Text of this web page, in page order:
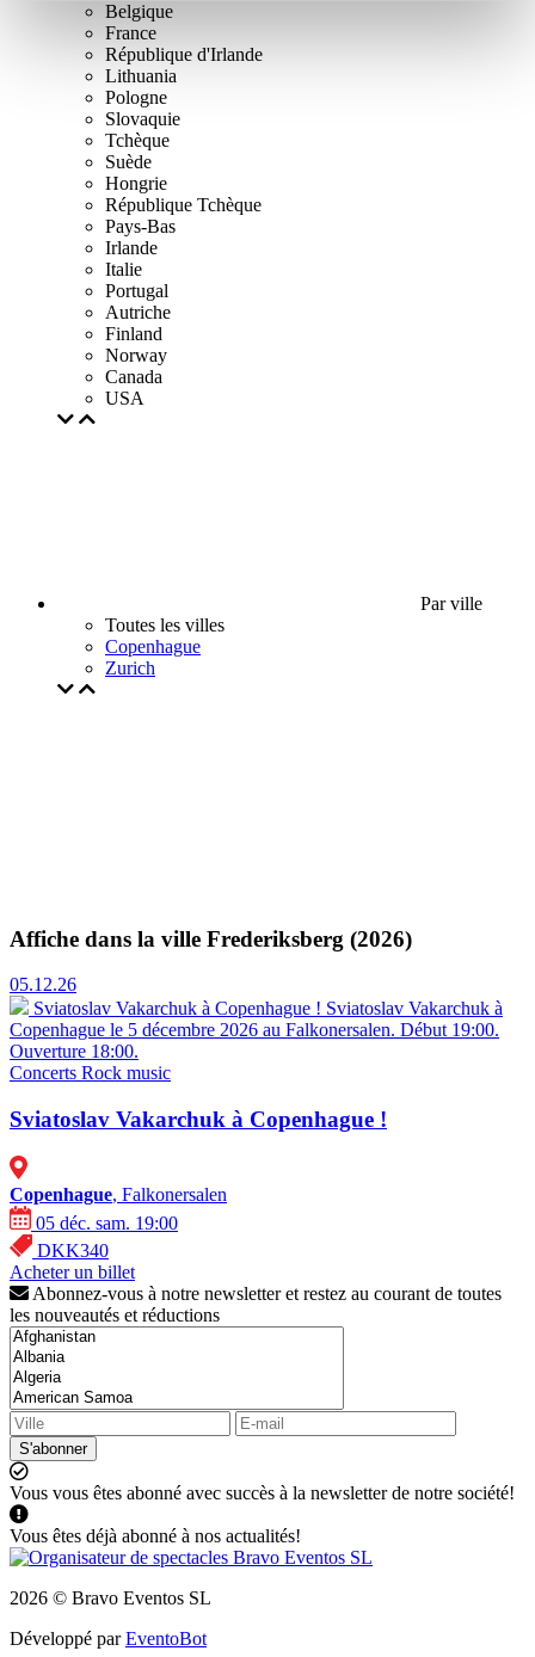
Belgique
France
République d'Irlande
Lithuania
Pologne
Slovaquie
Tchèque
Suède
Hongrie
République Tchèque
Pays-Bas
Irlande
Italie
Portugal
Autriche
Finland
Norway
Canada
USA
Par ville
Toutes les villes
Copenhague
Zurich
Affiche dans la ville Frederiksberg (2026)
05.12.26
Sviatoslav Vakarchuk à Copenhague ! Sviatoslav Vakarchuk à
Copenhague le 5 décembre 2026 au Falkonersalen. Début 19:00.
Ouverture 18:00.
Concerts Rock music
Sviatoslav Vakarchuk à Copenhague !
Copenhague, Falkonersalen
05 déc. sam. 19:00
DKK340
Acheter un billet
Abonnez-vous à notre newsletter et restez au courant de toutes
les nouveautés et réductions
S'abonner
Vous vous êtes abonné avec succès à la newsletter de notre société!
Vous êtes déjà abonné à nos actualités!
2026 © Bravo Eventos SL
Développé parEventoBot